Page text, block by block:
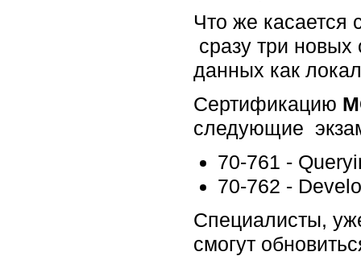
Что же касается
сразу три
данных как
Сертификацию
следующие
70-761 -
70-762 -
Специалисты,
смогут